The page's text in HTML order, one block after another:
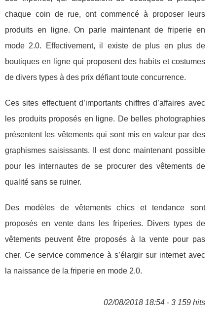
chaque coin de rue, ont commencé à proposer leurs
produits en ligne. On parle maintenant de friperie en
mode 2.0. Effectivement, il existe de plus en plus de
boutiques en ligne qui proposent des habits et costumes
de divers types à des prix défiant toute concurrence.
Ces sites effectuent d’importants chiffres d’affaires avec
les produits proposés en ligne. De belles photographies
présentent les vêtements qui sont mis en valeur par des
graphismes saisissants. Il est donc maintenant possible
pour les internautes de se procurer des vêtements de
qualité sans se ruiner.
Des modèles de vêtements chics et tendance sont
proposés en vente dans les friperies. Divers types de
vêtements peuvent être proposés à la vente pour pas
cher. Ce service commence à s’élargir sur internet avec
la naissance de la friperie en mode 2.0.
02/08/2018 18:54 - 3 159 hits